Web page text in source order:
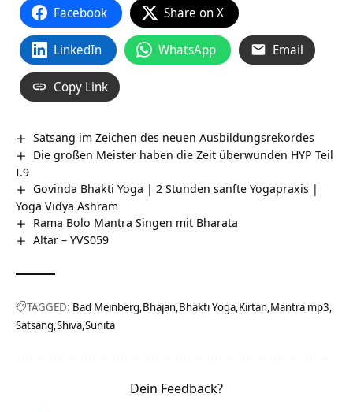
Facebook Share on X
LinkedIn WhatsApp Email
Copy Link
Satsang im Zeichen des neuen Ausbildungsrekordes
Die großen Meister haben die Zeit überwunden HYP Teil
I.9
Govinda Bhakti Yoga | 2 Stunden sanfte Yogapraxis |
Yoga Vidya Ashram
Rama Bolo Mantra Singen mit Bharata
Altar – YVS059
TAGGED: Bad Meinberg Bhajan Bhakti Yoga Kirtan Mantra mp3
Satsang Shiva Sunita
Dein Feedback?